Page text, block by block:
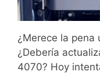
¿Merece la pena
¿Debería
4070? Hoy